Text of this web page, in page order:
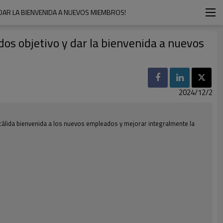
LA BIENVENIDA A NUEVOS MIEMBROS!
objetivo y dar la bienvenida a nuevos
2024/12/2
bienvenida a los nuevos empleados y mejorar integralmente la